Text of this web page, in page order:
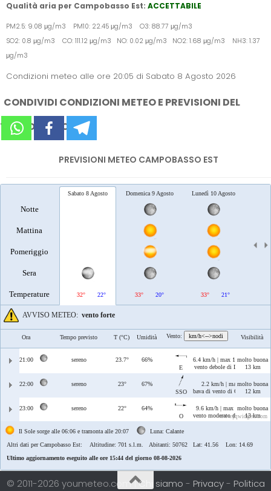
Qualità aria per Campobasso Est: ACCETTABILE
PM2.5: 9.08 μg/m3 PM10: 22.45 μg/m3 O3: 88.77 μg/m3
SO2: 0.8 μg/m3 CO: 111.12 μg/m3 NO: 0.02 μg/m3 NO2: 1.68 μg/m3 NH3: 1.37
μg/m3
Condizioni meteo alle ore 20:05 di Sabato 8 Agosto 2026
CONDIVIDI CONDIZIONI METEO E PREVISIONI DEL
TEMPO SUI SOCIAL
PREVISIONI METEO CAMPOBASSO EST
Notte
Mattina
Pomeriggio
Sera
Temperature
Sabato 8 Agosto
32° 22°
Domenica 9 Agosto
33° 20°
Lunedì 10 Agosto
33° 21°
AVVISO METEO: vento forte
Ora Tempo previsto T (°C) Umidità Vento: km/h<-->nodi Visibilità
21:00 sereno 23.7°
66%
E
6.4 km/h | max 12 km/h
vento debole di Levante
molto buona
13 km
22:00 sereno 23°
67%
SSO
2.2 km/h | max 23 km/h
bava di vento di Ostro/Libeccio
molto buona
12 km
23:00 sereno 22°
64%
O
9.6 km/h | max 19 km/h
vento moderato di Ponente
molto buona
13 km
www.jqwidgets.com
Il Sole sorge alle 06:06 e tramonta alle 20:07
Luna: Calante
Altri dati per Campobasso Est: Altitudine: 701 s.l.m. Abitanti: 50762 Lat: 41.56 Lon: 14.69
Ultimo aggiornamento eseguito alle ore 15:44 del giorno 08-08-2026
© 2011-2026 youmeteo.com |Chi siamo - Privacy- Politica